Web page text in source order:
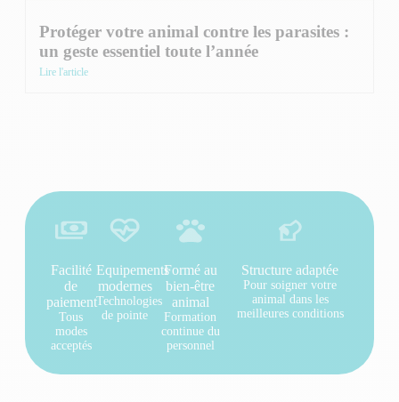
Protéger votre animal contre les parasites :
un geste essentiel toute l’année
Lire l'article
Facilité
de
paiement
Tous
modes
acceptés
Equipements
modernes
Technologies
de pointe
Formé au
bien-être
animal
Formation
continue du
personnel
Structure adaptée
Pour soigner votre
animal dans les
meilleures conditions